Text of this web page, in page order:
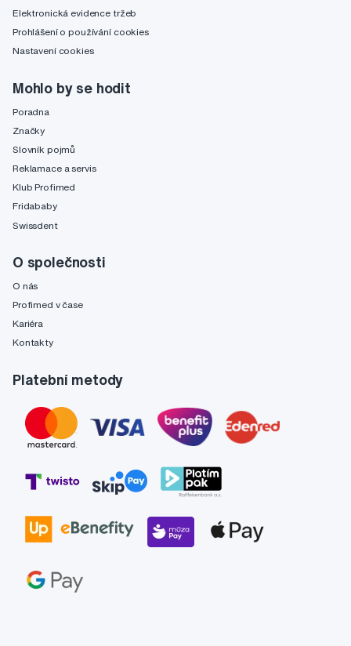
Elektronická evidence tržeb
Prohlášení o používání cookies
Nastavení cookies
Mohlo by se hodit
Poradna
Značky
Slovník pojmů
Reklamace a servis
Klub Profimed
Fridababy
Swissdent
O společnosti
O nás
Profimed v čase
Kariéra
Kontakty
Platební metody